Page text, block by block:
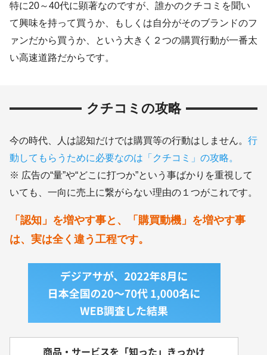
特に20～40代に顕著なのですが、誰かのクチコミを聞い
て興味を持って買うか、
もしくは自分がそのブランドのフ
ァンだから買うか、という大きく２つの購買行動が一番太
い高速道路だからです。
クチコミの攻略
今の時代、人は認知だけでは購買等の行動はしません。 行
動してもらうために必要なのは「クチコミ」の攻略。
※ 広告の“量”や“どこに打つか”という事ばかりを重視して
いても、一向に売上に繋がらない理由の１つがこれです。
「認知」を増やす事と、「購買動機」を増やす事
は、実は全く違う工程です。